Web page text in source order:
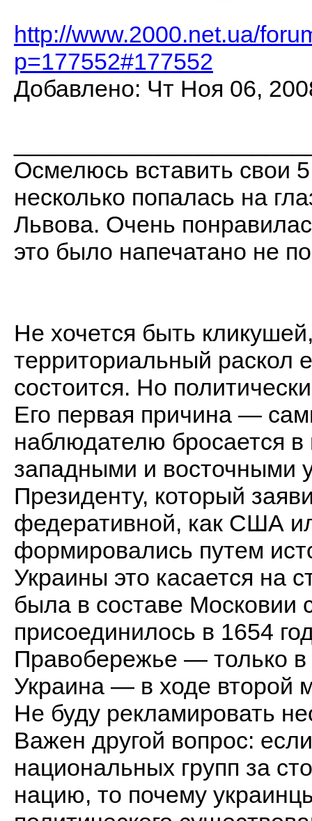
http://www.2000.net.ua/
p=177552#177552
Добавлено: Чт Ноя 06,
Осмелюсь вставить свои
несколько попалась на
Львова. Очень
это было напечатано не
Не хочется быть
территориальный раскол
состоится. Но
Его первая причина —
наблюдателю бросается
западными и восточными
Президенту, который
федеративной, как США
формировались путем
Украины это касается на
была в составе Московии
присоединилось в 1654
Правобережье — только в
Украина — в ходе второй
Не буду рекламировать
Важен другой вопрос:
национальных групп за
нацию, то почему